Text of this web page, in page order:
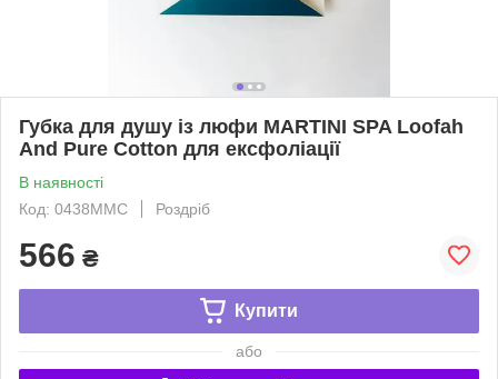
Губка для душу із люфи MARTINI SPA Loofah
And Pure Cotton для ексфоліації
В наявності
Код: 0438MMС
Роздріб
566 ₴
Купити
або